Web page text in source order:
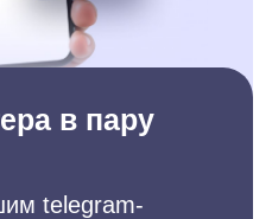
в пару
telegram-